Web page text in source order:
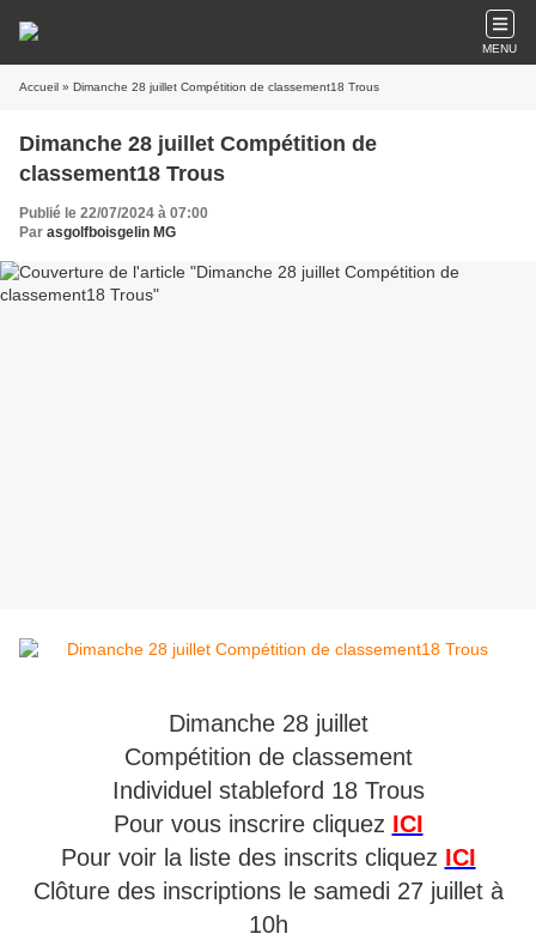
MENU
Accueil » Dimanche 28 juillet Compétition de classement18 Trous
Dimanche 28 juillet Compétition de
classement18 Trous
Publié le 22/07/2024 à 07:00
Par asgolfboisgelin MG
Dimanche 28 juillet
Compétition de classement
Individuel stableford 18 Trous
Pour vous inscrire cliquez ICI
Pour voir la liste des inscrits cliquez ICI
Clôture des inscriptions le samedi 27 juillet à
10h